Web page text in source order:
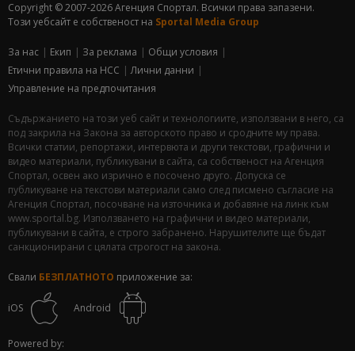
Copyright © 2007-2026 Агенция Спортал. Всички права запазени.
Този уебсайт е собственост на Sportal Media Group
За нас Екип За рекламa
Общи условия
Етични правила на НСС
Лични данни
Управление на предпочитания
Съдържанието на този уеб сайт и технологиите, използвани в него, са
под закрила на Закона за авторското право и сродните му права.
Всички статии, репортажи, интервюта и други текстови, графични и
видео материали, публикувани в сайта, са собственост на Агенция
Спортал, освен ако изрично е посочено друго. Допуска се
публикуване на текстови материали само след писмено съгласие на
Агенция Спортал, посочване на източника и добавяне на линк към
www.sportal.bg. Използването на графични и видео материали,
публикувани в сайта, е строго забранено. Нарушителите ще бъдат
санкционирани с цялата строгост на закона.
Свали БЕЗПЛАТНОТО приложение за:
iOS Android
Powered by: